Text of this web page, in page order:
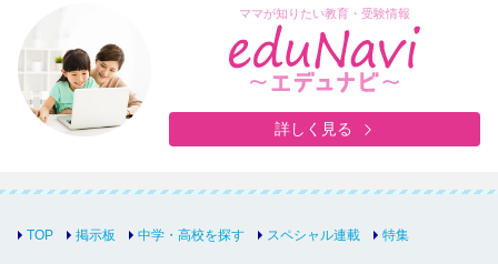
ママが知りたい教育・受験情報
詳しく見る
TOP 掲示板 中学・高校を探す スペシャル連載 特集